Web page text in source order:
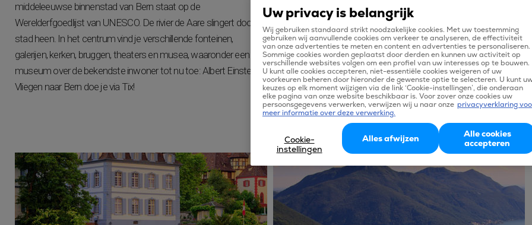
middeleeuwse binnenstad van Bern staat op de
Werelderfgoedlijst van UNESCO. De rivier de Aare slingert door de
stad heen. In het centrum vind je verschillende fonteinen,
galerijen, kerken, bruggen, theaters en musea, waaronder een
museum over de bekendste inwoner tot nu toe: Albert Einstein.
Vliegen naar Bern doe je via Tix!
op gebied van moderne als historische cultuur. Als één van de
belangrijkste financiële steden van Europa is deze hoofdstad van
Zwitserland voorzien van talloze exclusieve faciliteiten en
moderne gebouwen. Daarnaast kent deze stad een rijke historie
wat zich uit in diverse grootse bezienswaardigheden en musea.
Jouw vliegtickets voor Zürich vergelijk je gemakkelijk op Tix,
waardoor je gegarandeerd voordelig zult vliegen naar deze
prachtige bestemming.
Uw privacy is belangrijk
Wij gebruiken standaard strikt noodzakelijke cookies. Met uw toestemming
gebruiken wij aanvullende cookies om verkeer te analyseren, de effectiviteit
van onze advertenties te meten en content en advertenties te personaliseren.
Sommige cookies worden geplaatst door derden en kunnen uw activiteit op
verschillende websites volgen om een profiel van uw interesses op te bouwen.
U kunt alle cookies accepteren, niet-essentiële cookies weigeren of uw
voorkeuren beheren door hieronder de gewenste optie te selecteren. U kunt
keuzes op elk moment wijzigen via de link ‘Cookie-instellingen’, die onderaan
elke pagina van onze website beschikbaar is. Voor zover onze cookies uw
persoonsgegevens verwerken, verwijzen wij u naar onze privacyverklaring
meer informatie over deze verwerking.
Cookie-
instellingen
Alles afwijzen
Alle cookies
accepteren